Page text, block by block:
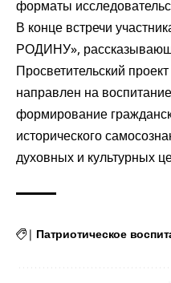
форматы
В конце встречи
РОДИНУ»,
Просветительский
направлен на
формирование
исторического
духовных и культурных
| Патриотическое